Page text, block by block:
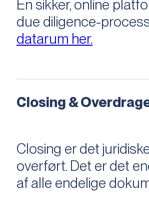
En sikker, online
due diligence-
datarum her.
Closing &
Closing er det
overført. Det er det
af alle endelige